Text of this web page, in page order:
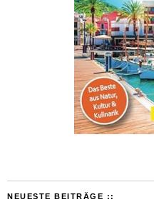
NEUESTE BEITRÄGE ::